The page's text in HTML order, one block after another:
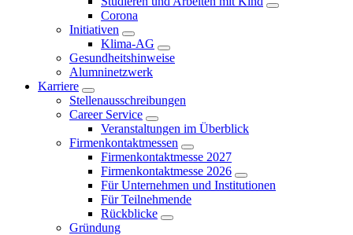
Corona
Initiativen
Klima-AG
Gesundheitshinweise
Alumninetzwerk
Karriere
Stellenausschreibungen
Career Service
Veranstaltungen im Überblick
Firmenkontaktmessen
Firmenkontaktmesse 2027
Firmenkontaktmesse 2026
Für Unternehmen und Institutionen
Für Teilnehmende
Rückblicke
Gründung